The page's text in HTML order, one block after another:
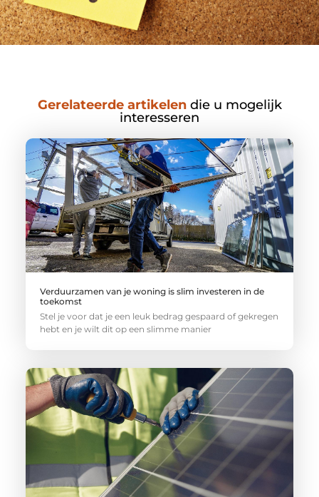
Gerelateerde artikelendie u mogelijk
interesseren
Verduurzamen van je woning is slim investeren in de
toekomst
Stel je voor dat je een leuk bedrag gespaard of gekregen
hebt en je wilt dit op een slimme manier